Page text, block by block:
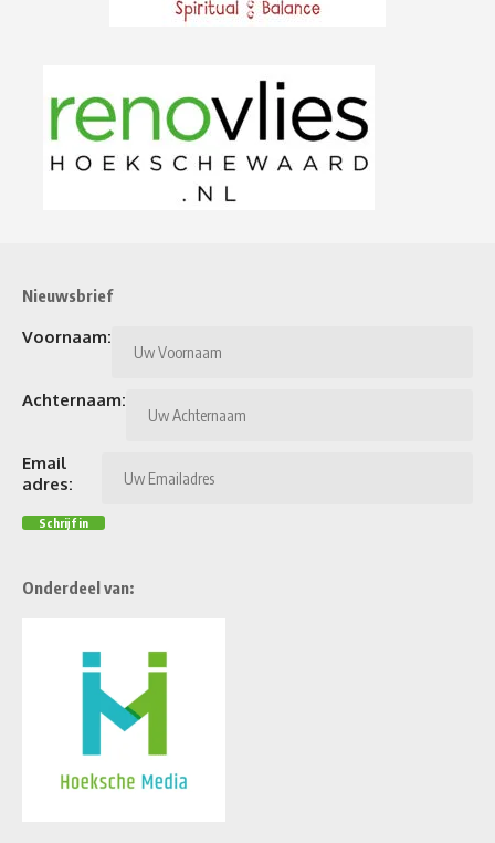
Nieuwsbrief
Voornaam:
Achternaam:
Email
adres:
Onderdeel van: